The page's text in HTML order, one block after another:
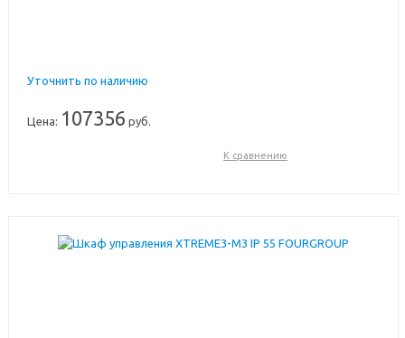
Уточнить по наличию
Цена: 107356 руб.
К сравнению